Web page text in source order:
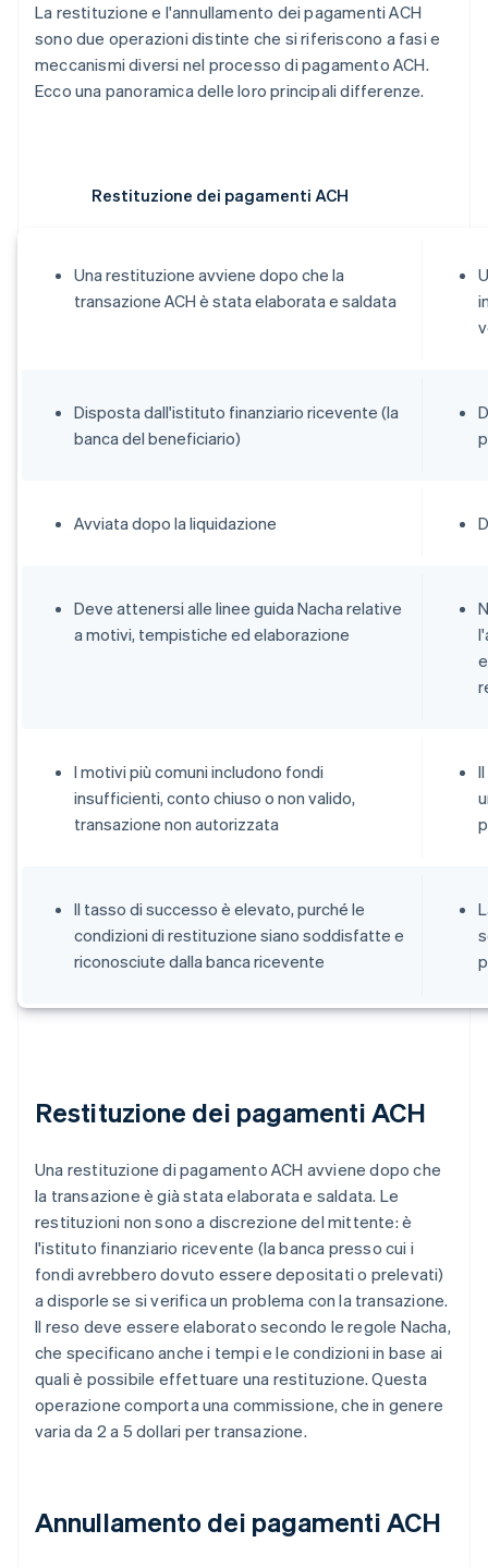
La restituzione e l'annullamento dei pagamenti ACH
sono due operazioni distinte che si riferiscono a fasi e
meccanismi diversi nel processo di pagamento ACH.
Ecco una panoramica delle loro principali differenze.
Restituzione dei pagamenti ACH
Una restituzione avviene dopo che la
transazione ACH è stata elaborata e saldata
Disposta dall'istituto finanziario ricevente (la
banca del beneficiario)
Avviata dopo la liquidazione
Deve attenersi alle linee guida Nacha relative
a motivi, tempistiche ed elaborazione
I motivi più comuni includono fondi
insufficienti, conto chiuso o non valido,
transazione non autorizzata
Il tasso di successo è elevato, purché le
condizioni di restituzione siano soddisfatte e
riconosciute dalla banca ricevente
Restituzione dei pagamenti ACH
Una restituzione di pagamento ACH avviene dopo che
la transazione è già stata elaborata e saldata. Le
restituzioni non sono a discrezione del mittente: è
l'istituto finanziario ricevente (la banca presso cui i
fondi avrebbero dovuto essere depositati o prelevati)
a disporle se si verifica un problema con la transazione.
Il reso deve essere elaborato secondo le regole Nacha,
che specificano anche i tempi e le condizioni in base ai
quali è possibile effettuare una restituzione. Questa
operazione comporta una commissione, che in genere
varia da 2 a 5 dollari per transazione.
Annullamento dei pagamenti ACH